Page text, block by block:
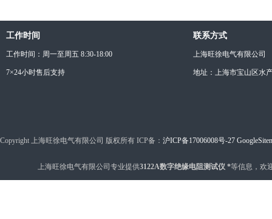
工作时间
工作时间：周一至周五 8:30-18:00
7×24小时售后支持
联系方式
上海旺徐电气有限公司
地址：上海市宝山区水
Copyright 上海旺徐电气有限公司 版权所有 ICP备： 沪ICP备17006008号-27
上海旺徐电气有限公司专业提供3122A数字绝缘电阻测试仪 *等信息，欢